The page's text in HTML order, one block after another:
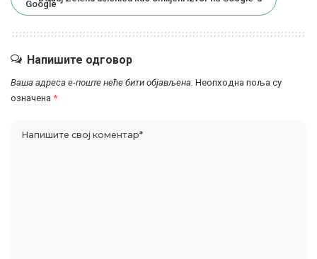
Напишите одговор
Ваша адреса е-поште неће бити објављена. Неопходна поља су
означена *